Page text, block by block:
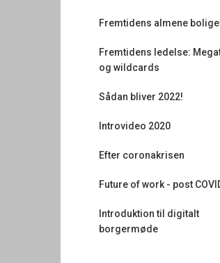
Fremtidens almene
Fremtidens ledelse:
og wildcards
Sådan bliver 2022!
Introvideo 2020
Efter coronakrisen
Future of work - post
Introduktion til digitalt
borgermøde